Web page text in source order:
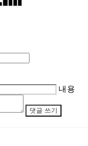
내용
댓글 쓰기